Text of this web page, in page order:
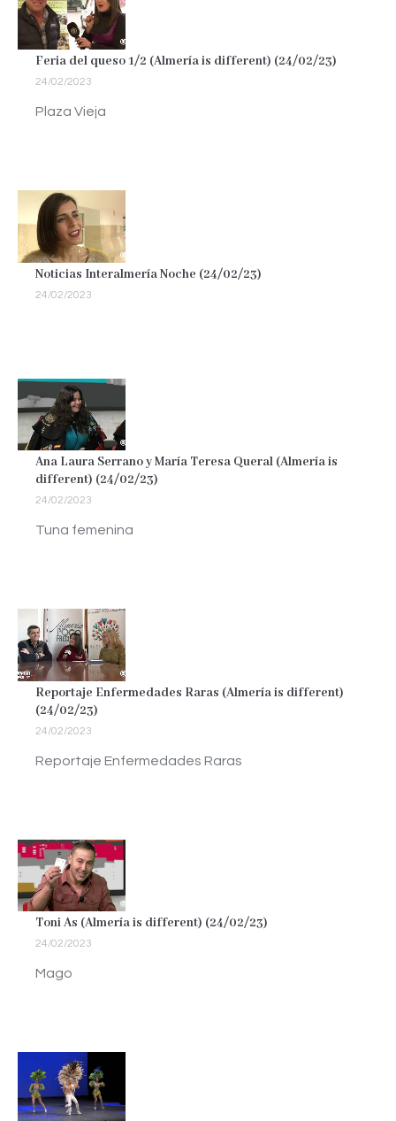
Feria del queso 1/2 (Almería is different) (24/02/23)
24/02/2023
Plaza Vieja
Noticias Interalmería Noche (24/02/23)
24/02/2023
Ana Laura Serrano y María Teresa Queral (Almería is
different) (24/02/23)
24/02/2023
Tuna femenina
Reportaje Enfermedades Raras (Almería is different)
(24/02/23)
24/02/2023
Reportaje Enfermedades Raras
Toni As (Almería is different) (24/02/23)
24/02/2023
Mago